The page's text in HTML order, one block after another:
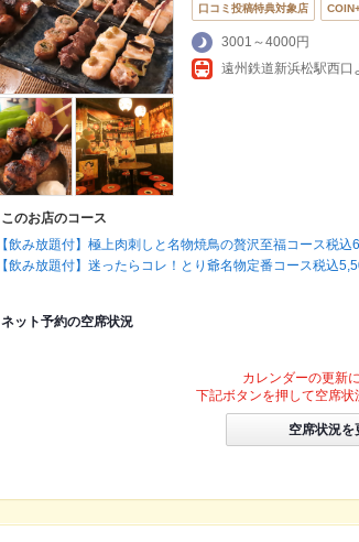
口コミ投稿特典対象店
3001～4000円
遠州鉄道新浜松駅西口
このお店のコース
【飲み放題付】極上肉刺しと名物焼鳥の贅沢至福コース税込
【飲み放題付】迷ったらコレ！とり爺名物定番コース税込
ネット予約の空席状況
カレンダーの更新
下記ボタンを押して空席状
空席状況を